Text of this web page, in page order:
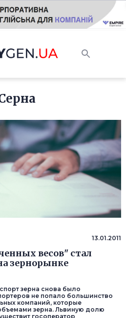
13.01.2011
весов" стал
зернорынке
зерна снова было
не попало большинство
компаний, которые
зерна. Львиную долю
госоператор